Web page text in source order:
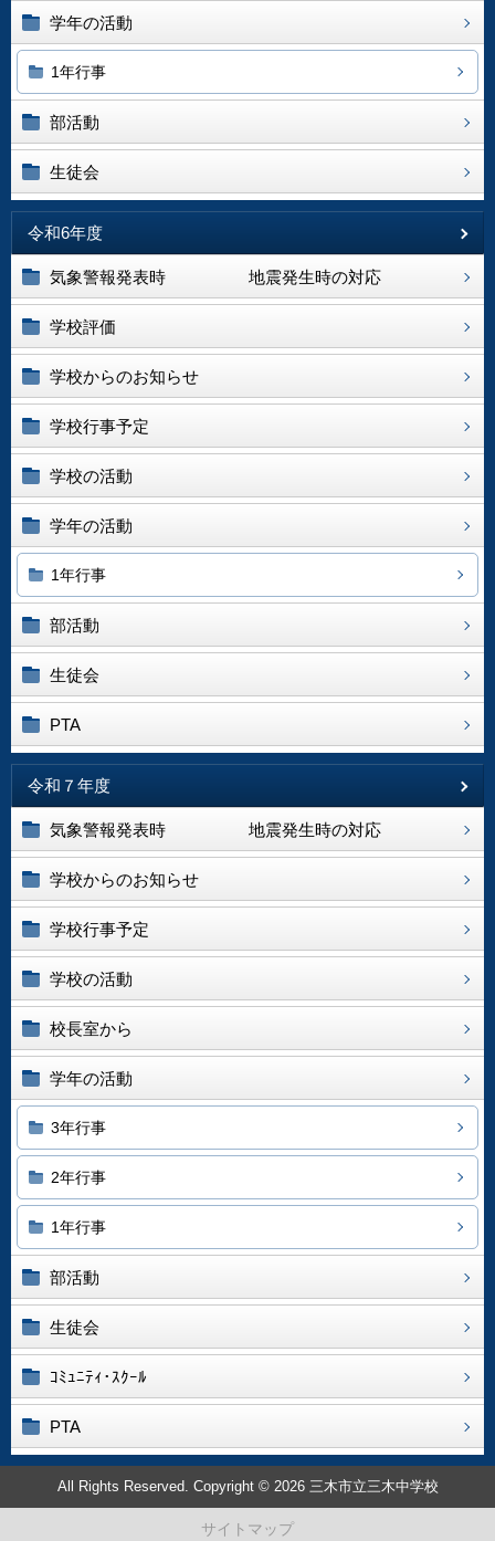
学年の活動
1年行事
部活動
生徒会
令和6年度
気象警報発表時 地震発生時の対応
学校評価
学校からのお知らせ
学校行事予定
学校の活動
学年の活動
1年行事
部活動
生徒会
PTA
令和７年度
気象警報発表時 地震発生時の対応
学校からのお知らせ
学校行事予定
学校の活動
校長室から
学年の活動
3年行事
2年行事
1年行事
部活動
生徒会
ｺﾐｭﾆﾃｨ･ｽｸｰﾙ
PTA
All Rights Reserved. Copyright © 2026 三木市立三木中学校
サイトマップ